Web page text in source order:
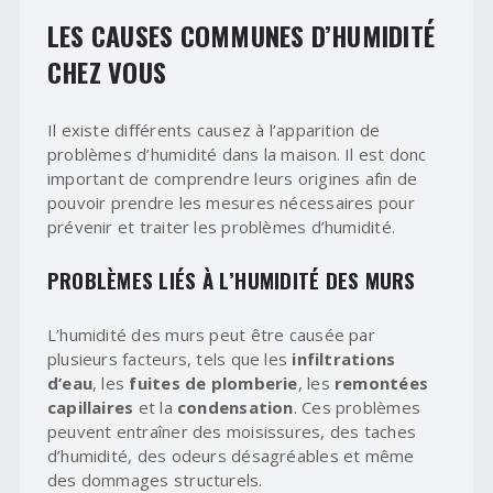
LES CAUSES COMMUNES D’HUMIDITÉ
CHEZ VOUS
Il existe différents causez à l’apparition de
problèmes d’humidité dans la maison. Il est donc
important de comprendre leurs origines afin de
pouvoir prendre les mesures nécessaires pour
prévenir et traiter les problèmes d’humidité.
PROBLÈMES LIÉS À L’HUMIDITÉ DES MURS
L’humidité des murs peut être causée par
plusieurs facteurs, tels que les infiltrations
d’eau, les fuites de plomberie, les remontées
capillaires et la condensation. Ces problèmes
peuvent entraîner des moisissures, des taches
d’humidité, des odeurs désagréables et même
des dommages structurels.